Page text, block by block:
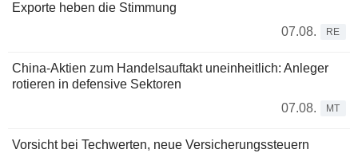
Exporte heben die Stimmung
07.08.
RE
China-Aktien zum Handelsauftakt uneinheitlich: Anleger
rotieren in defensive Sektoren
07.08.
MT
Vorsicht bei Techwerten, neue Versicherungssteuern